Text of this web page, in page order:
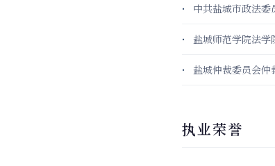
中共盐城市政法
盐城师范学院法
盐城仲裁委员会仲
执业荣誉